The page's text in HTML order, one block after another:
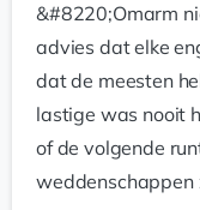
&#8220;Omarm
advies dat elke
dat de meesten
lastige was nooit
of de volgende
weddenschappen